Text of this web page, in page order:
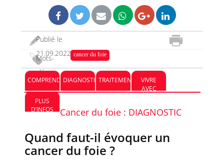
Publié le
21.09.2022
Mots-
clés :
cancer du foie
COMPRENDREDIAGNOSTICTRAITEMENT
VIVRE
AVEC
PLUS
D’INFOS
Cancer du foie : DIAGNOSTIC
Quand faut-il évoquer un
cancer du foie ?